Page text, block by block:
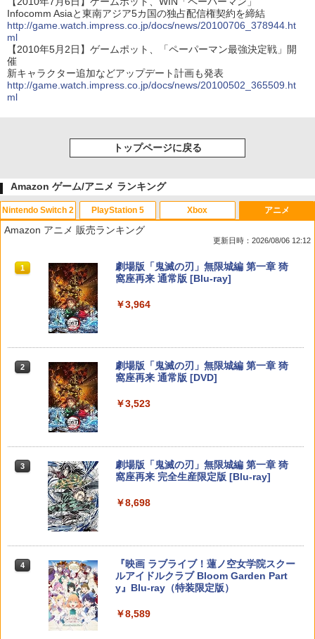
Infocomm Asiaと東南アジア5カ国の独占配信権契約を締結
http://game.watch.impress.co.jp/docs/news/20100706_378944.ht
ml
【2010年5月2日】ゲームポット、「ペーパーマン最強決定戦」開
催
新キャラクター追加などアップデート計画も発表
http://game.watch.impress.co.jp/docs/news/20100502_365509.ht
ml
トップページに戻る
Amazon ゲーム/アニメ ランキング
Nintendo Switch 2
1
スプラトゥーン レイダース|オンライン
コード版
￥5,832
2 スプラトゥーン レイダース -Switch2
3 Nintendo Switch 2(日本語・国内専用)
4
ニンテンドープリペイド番号 9000円|オ
ンラインコード版
￥9,000
PlayStation 5
1
PlayStation 5 デジタル・エディション
日本語専用 Console Language: Japan
2
Beast of Reincarnation -PS5 【特典】
プロダクトコード 封入
￥7,286
3
【純正品】ディスクドライブ(CFI-ZDD1
J) PlayStation 5
￥11,849
トローラー ミッドナイト ブラック(CFI-
ZCT2J01)
Xbox
1
Xbox プリペイドカード 10,000円 デジ
タルコード 【旧 Xbox ギフトカード】
2
Xbox プリペイドカード 1,000円 デジタ
ルコード 【旧 Xbox ギフトカード】 [オ
3
【純正品】Xbox ワイヤレス コントロー
ラー + USB-C® ケーブル
￥8,300
4
Xbox プリペイドカード 5,000円 デジタ
ルコード 【旧 Xbox ギフトカード】 [オ
ンラインコード]
アニメ
Amazon アニメ 販売ランキング
更新日時：2026/08/06 12:12
1
劇場版「鬼滅の刃」無限城編 第一章 猗
窩座再来 通常版 [Blu-ray]
￥3,964
2
劇場版「鬼滅の刃」無限城編 第一章 猗
窩座再来 通常版 [DVD]
￥3,523
3
劇場版「鬼滅の刃」無限城編 第一章 猗
窩座再来 完全生産限定版 [Blu-ray]
￥8,698
4
『映画 ラブライブ！蓮ノ空女学院スクー
ルアイドルクラブ Bloom Garden Part
y』Blu-ray（特装限定版）
￥8,589